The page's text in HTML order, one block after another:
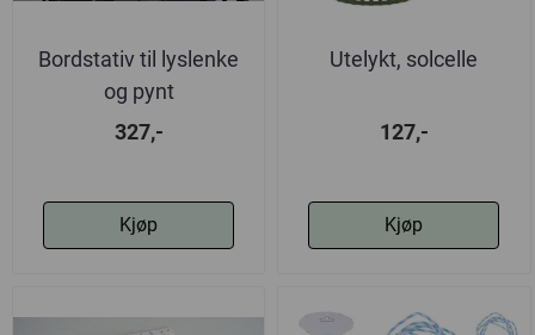
Bordstativ til lyslenke
og pynt
327,-
Kjøp
Utelykt, solcelle
127,-
Kjøp